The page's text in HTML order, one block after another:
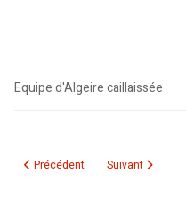
Equipe d'Algeire caillaissée
Article précédent : Egypte-
Précédent Article suivant :
Suivant